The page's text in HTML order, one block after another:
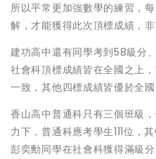
所以平常更加強數學的練習，
解，才能獲得此次頂標成績，
建功高中還有同學考到58級分
社會科頂標成績皆在全國之上
一致，其他四標成績皆優於全國
香山高中普通科只有三個班級
力下，普通科應考學生111位，
彭奕勳同學在社會科獲得滿級